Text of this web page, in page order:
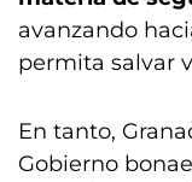
avanzando
permita salvar
En tanto,
Gobierno